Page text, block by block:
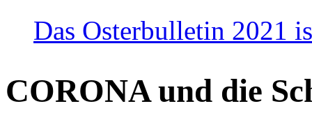
Das Osterbulletin 2021
CORONA und die